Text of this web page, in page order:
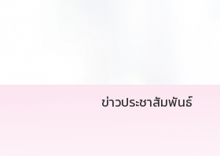
ข่าวประชาสัมพันธ์